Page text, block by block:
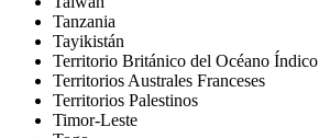
Tanzania
Tayikistán
Territorio Británico del Océano Índico
Territorios Australes Franceses
Territorios Palestinos
Timor-Leste